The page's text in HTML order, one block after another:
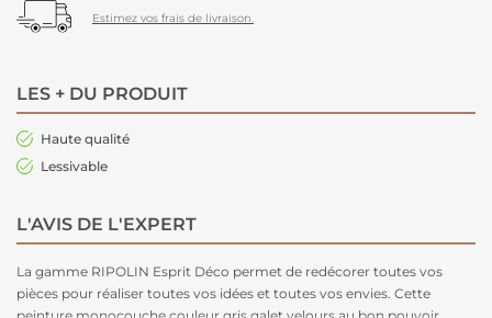
Estimez vos frais de livraison.
LES + DU PRODUIT
Haute qualité
Lessivable
L'AVIS DE L'EXPERT
La gamme RIPOLIN Esprit Déco permet de redécorer toutes vos
pièces pour réaliser toutes vos idées et toutes vos envies. Cette